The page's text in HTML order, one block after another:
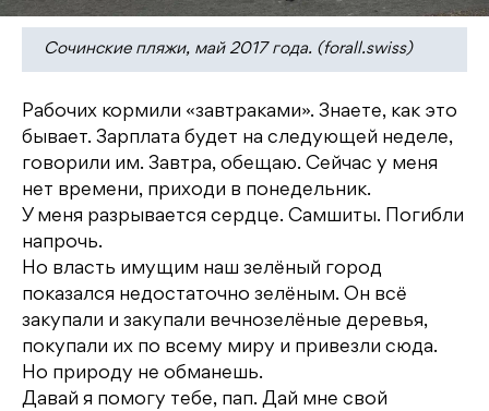
Сочинские пляжи, май 2017 года. (forall.swiss)
Рабочих кормили «завтраками». Знаете, как это
бывает. Зарплата будет на следующей неделе,
говорили им. Завтра, обещаю. Сейчас у меня
нет времени, приходи в понедельник.
У меня разрывается сердце. Самшиты. Погибли
напрочь.
Но власть имущим наш зелёный город
показался недостаточно зелёным. Он всё
закупали и закупали вечнозелёные деревья,
покупали их по всему миру и привезли сюда.
Но природу не обманешь.
Давай я помогу тебе, пап. Дай мне свой